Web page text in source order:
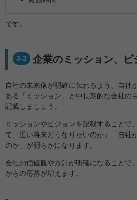
です。
3-2 企業のミッション、ビ
自社の未来像が明確に伝わるよう、自社
ある「ミッション」と中長期的な会社の
記載しましょう。
ミッションやビジョンを記載することで
て、近い将来どうなりたいのか」「自社
のか」が明らかになります。
会社の価値観や方針が明確になることで
からの応募が増えます。